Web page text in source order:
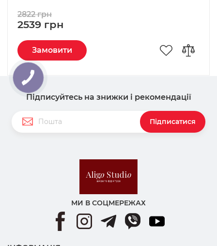
2539 грн
2822 грн
Замовити
Підписуйтесь на знижки і рекомендації
Підписатися
МИ В СОЦМЕРЕЖАХ